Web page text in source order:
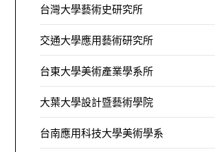
台灣大學藝術史研究所
交通大學應用藝術研究所
台東大學美術產業學系所
大葉大學設計暨藝術學院
台南應用科技大學美術學系